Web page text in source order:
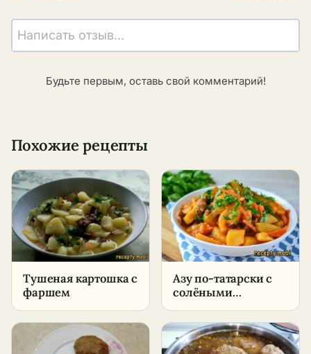
Написать отзыв...
Будьте первым, оставь свой комментарий!
Похожие рецепты
Тушеная картошка с
фаршем
Азу по-татарски с
солёными
пошаговый рецепт